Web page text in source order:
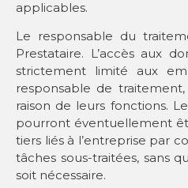
applicables.
Le responsable du
Prestataire. L’accès aux
strictement limité aux
responsable de
raison de leurs fonctions.
pourront éventuellement
tiers liés à l’entreprise par
tâches sous-traitées, sans
soit nécessaire.